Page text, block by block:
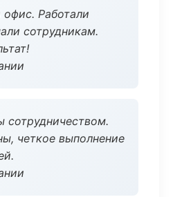
Работали
сотрудникам.
сотрудничеством.
четкое выполнение